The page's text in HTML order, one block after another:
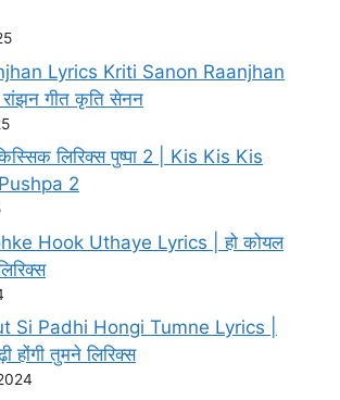
Lyrics Kriti Sanon Raanjhan
रांझन गीत कृति सेनन
लिरिक्स पुष्पा 2 | Kis Kis Kis
2
Hook Uthaye Lyrics | हो कोयल
Si Padhi Hongi Tumne Lyrics |
होंगी तुमने लिरिक्स